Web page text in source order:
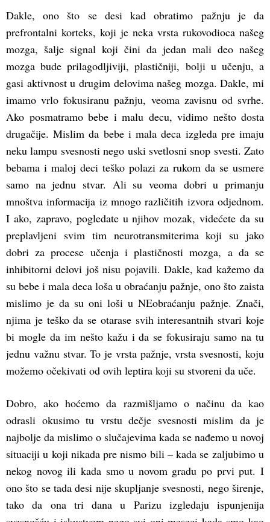
Dakle, ono što se desi kad obratimo pažnju je da
prefrontalni korteks, koji je neka vrsta rukovodioca našeg
mozga, šalje signal koji čini da jedan mali deo našeg
mozga bude prilagodljiviji, plastičniji, bolji u učenju, a
gasi aktivnost u drugim delovima našeg mozga. Dakle, mi
imamo vrlo fokusiranu pažnju, veoma zavisnu od svrhe.
Ako posmatramo bebe i malu decu, vidimo nešto dosta
drugačije. Mislim da bebe i mala deca izgleda pre imaju
neku lampu svesnosti nego uski svetlosni snop svesti. Zato
bebama i maloj deci teško polazi za rukom da se usmere
samo na jednu stvar. Ali su veoma dobri u primanju
mnoštva informacija iz mnogo različitih izvora odjednom.
I ako, zapravo, pogledate u njihov mozak, videćete da su
preplavljeni svim tim neurotransmiterima koji su jako
dobri za procese učenja i plastičnosti mozga, a da se
inhibitorni delovi još nisu pojavili. Dakle, kad kažemo da
su bebe i mala deca loša u obraćanju pažnje, ono što zaista
mislimo je da su oni loši u NEobraćanju pažnje. Znači,
njima je teško da se otarase svih interesantnih stvari koje
bi mogle da im nešto kažu i da se fokusiraju samo na tu
jednu važnu stvar. To je vrsta pažnje, vrsta svesnosti, koju
možemo očekivati od ovih leptira koji su stvoreni da uče.
Dobro, ako hoćemo da razmišljamo o načinu da kao
odrasli okusimo tu vrstu dečje svesnosti mislim da je
najbolje da mislimo o slučajevima kada se nađemo u novoj
situaciji u koji nikada pre nismo bili – kada se zaljubimo u
nekog novog ili kada smo u novom gradu po prvi put. I
ono što se tada desi nije skupljanje svesnosti, nego širenje,
tako da ona tri dana u Parizu izgledaju ispunjenija